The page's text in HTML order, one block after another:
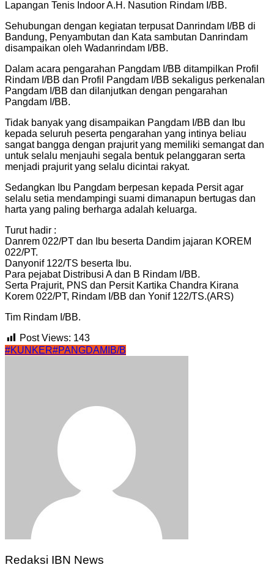
Lapangan Tenis Indoor A.H. Nasution Rindam I/BB.
Sehubungan dengan kegiatan terpusat Danrindam I/BB di
Bandung, Penyambutan dan Kata sambutan Danrindam
disampaikan oleh Wadanrindam I/BB.
Dalam acara pengarahan Pangdam I/BB ditampilkan Profil
Rindam I/BB dan Profil Pangdam I/BB sekaligus perkenalan
Pangdam I/BB dan dilanjutkan dengan pengarahan
Pangdam I/BB.
Tidak banyak yang disampaikan Pangdam I/BB dan Ibu
kepada seluruh peserta pengarahan yang intinya beliau
sangat bangga dengan prajurit yang memiliki semangat dan
untuk selalu menjauhi segala bentuk pelanggaran serta
menjadi prajurit yang selalu dicintai rakyat.
Sedangkan Ibu Pangdam berpesan kepada Persit agar
selalu setia mendampingi suami dimanapun bertugas dan
harta yang paling berharga adalah keluarga.
Turut hadir :
Danrem 022/PT dan Ibu beserta Dandim jajaran KOREM
022/PT.
Danyonif 122/TS beserta Ibu.
Para pejabat Distribusi A dan B Rindam I/BB.
Serta Prajurit, PNS dan Persit Kartika Chandra Kirana
Korem 022/PT, Rindam I/BB dan Yonif 122/TS.(ARS)
Tim Rindam I/BB.
Post Views: 143
#KUNKER#PANGDAMIB/B
Redaksi IBN News